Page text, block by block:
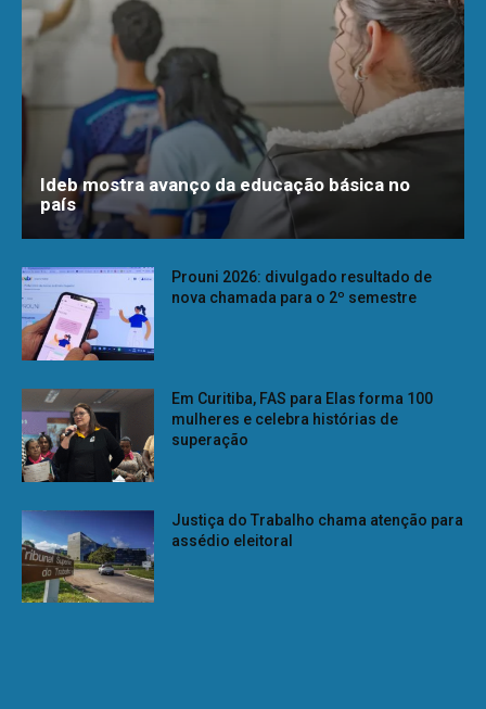
Ideb mostra avanço da educação básica no
país
Prouni 2026: divulgado resultado de
nova chamada para o 2º semestre
Em Curitiba, FAS para Elas forma 100
mulheres e celebra histórias de
superação
Justiça do Trabalho chama atenção para
assédio eleitoral